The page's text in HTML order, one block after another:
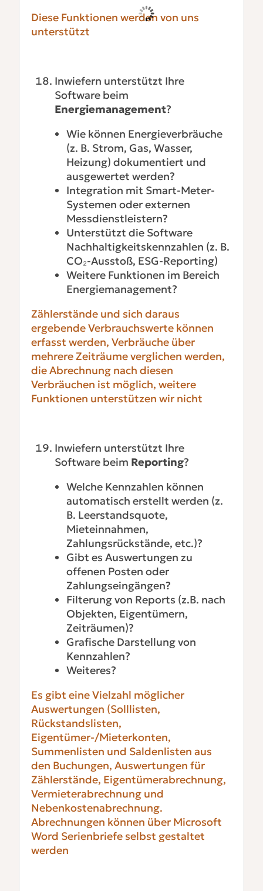
Diese Funktionen werden von uns
unterstützt
Inwiefern unterstützt Ihre
Software beim
Energiemanagement?
Wie können Energieverbräuche
(z. B. Strom, Gas, Wasser,
Heizung) dokumentiert und
ausgewertet werden?
Integration mit Smart-Meter-
Systemen oder externen
Messdienstleistern?
Unterstützt die Software
Nachhaltigkeitskennzahlen (z. B.
CO₂-Ausstoß, ESG-Reporting)
Weitere Funktionen im Bereich
Energiemanagement?
Zählerstände und sich daraus
ergebende Verbrauchswerte können
erfasst werden, Verbräuche über
mehrere Zeiträume verglichen werden,
die Abrechnung nach diesen
Verbräuchen ist möglich, weitere
Funktionen unterstützen wir nicht
Inwiefern unterstützt Ihre
Software beim Reporting?
Welche Kennzahlen können
automatisch erstellt werden (z.
B. Leerstandsquote,
Mieteinnahmen,
Zahlungsrückstände, etc.)?
Gibt es Auswertungen zu
offenen Posten oder
Zahlungseingängen?
Filterung von Reports (z.B. nach
Objekten, Eigentümern,
Zeiträumen)?
Grafische Darstellung von
Kennzahlen?
Weiteres?
Es gibt eine Vielzahl möglicher
Auswertungen (Solllisten,
Rückstandslisten,
Eigentümer-/Mieterkonten,
Summenlisten und Saldenlisten aus
den Buchungen, Auswertungen für
Zählerstände, Eigentümerabrechnung,
Vermieterabrechnung und
Nebenkostenabrechnung.
Abrechnungen können über Microsoft
Word Serienbriefe selbst gestaltet
werden